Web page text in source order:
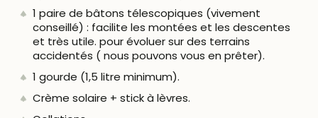
1 paire de bâtons télescopiques (vivement
conseillé) : facilite les montées et les descentes
et très utile. pour évoluer sur des terrains
accidentés ( nous pouvons vous en prêter).
1 gourde (1,5 litre minimum).
Crème solaire + stick à lèvres.